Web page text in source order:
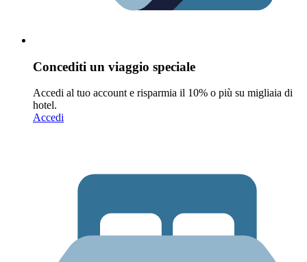
Concediti un viaggio speciale
Accedi al tuo account e risparmia il 10% o più su migliaia di
hotel.
Accedi